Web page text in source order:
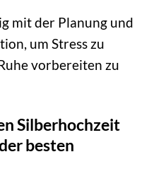
mit der Planung und
um Stress zu
vorbereiten zu
Silberhochzeit
besten